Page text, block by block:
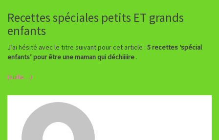
Recettes spéciales petits ET grands
enfants
J’ai hésité avec le titre suivant pour cet article : 5 recettes ‘spécial
enfants’ pour être une maman qui déchiiiire .
(suite…)